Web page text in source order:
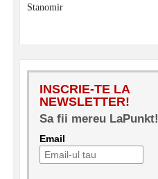
INSCRIE-TE LA
NEWSLETTER!
Sa fii mereu LaPunkt!
Email